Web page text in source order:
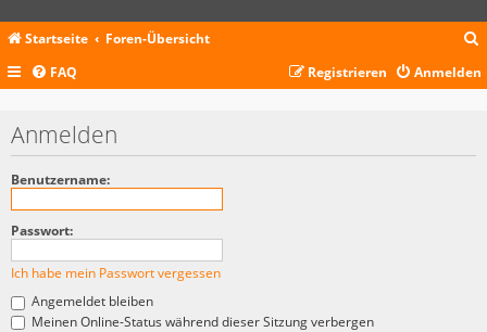
Startseite Foren-Übersicht
c
FAQ Anmelden
Registrieren
Anmelden
Benutzername:
Passwort:
Ich habe mein Passwort vergessen
Angemeldet bleiben
Meinen Online-Status während dieser Sitzung verbergen